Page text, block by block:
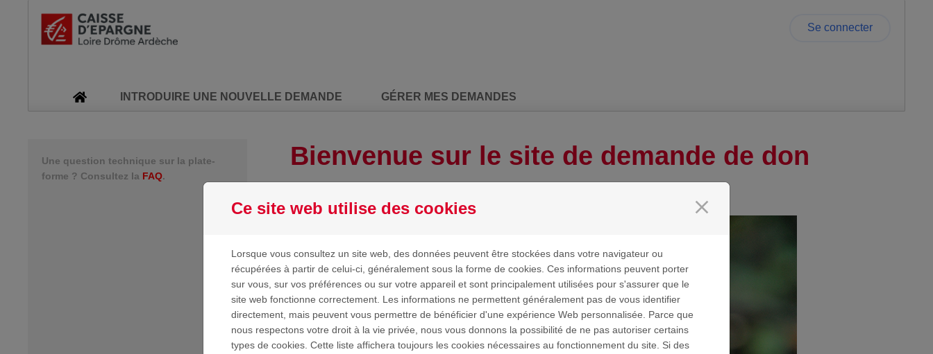
INTRODUIRE UNE NOUVELLE DEMANDE GÉRER MES DEMANDES
Se connecter
Une question technique sur la plate-
forme ? Consultez la FAQ.
Bienvenue sur le site de demande de don
Ce site web utilise des cookies close
Lorsque vous consultez un site web, des données peuvent être stockées dans votre navigateur ou
récupérées à partir de celui-ci, généralement sous la forme de cookies. Ces informations peuvent porter
sur vous, sur vos préférences ou sur votre appareil et sont principalement utilisées pour s'assurer que le
site web fonctionne correctement. Les informations ne permettent généralement pas de vous identifier
directement, mais peuvent vous permettre de bénéficier d'une expérience Web personnalisée. Parce que
nous respectons votre droit à la vie privée, nous vous donnons la possibilité de ne pas autoriser certains
types de cookies. Cette liste affichera toujours les cookies nécessaires au fonctionnement du site. Si des